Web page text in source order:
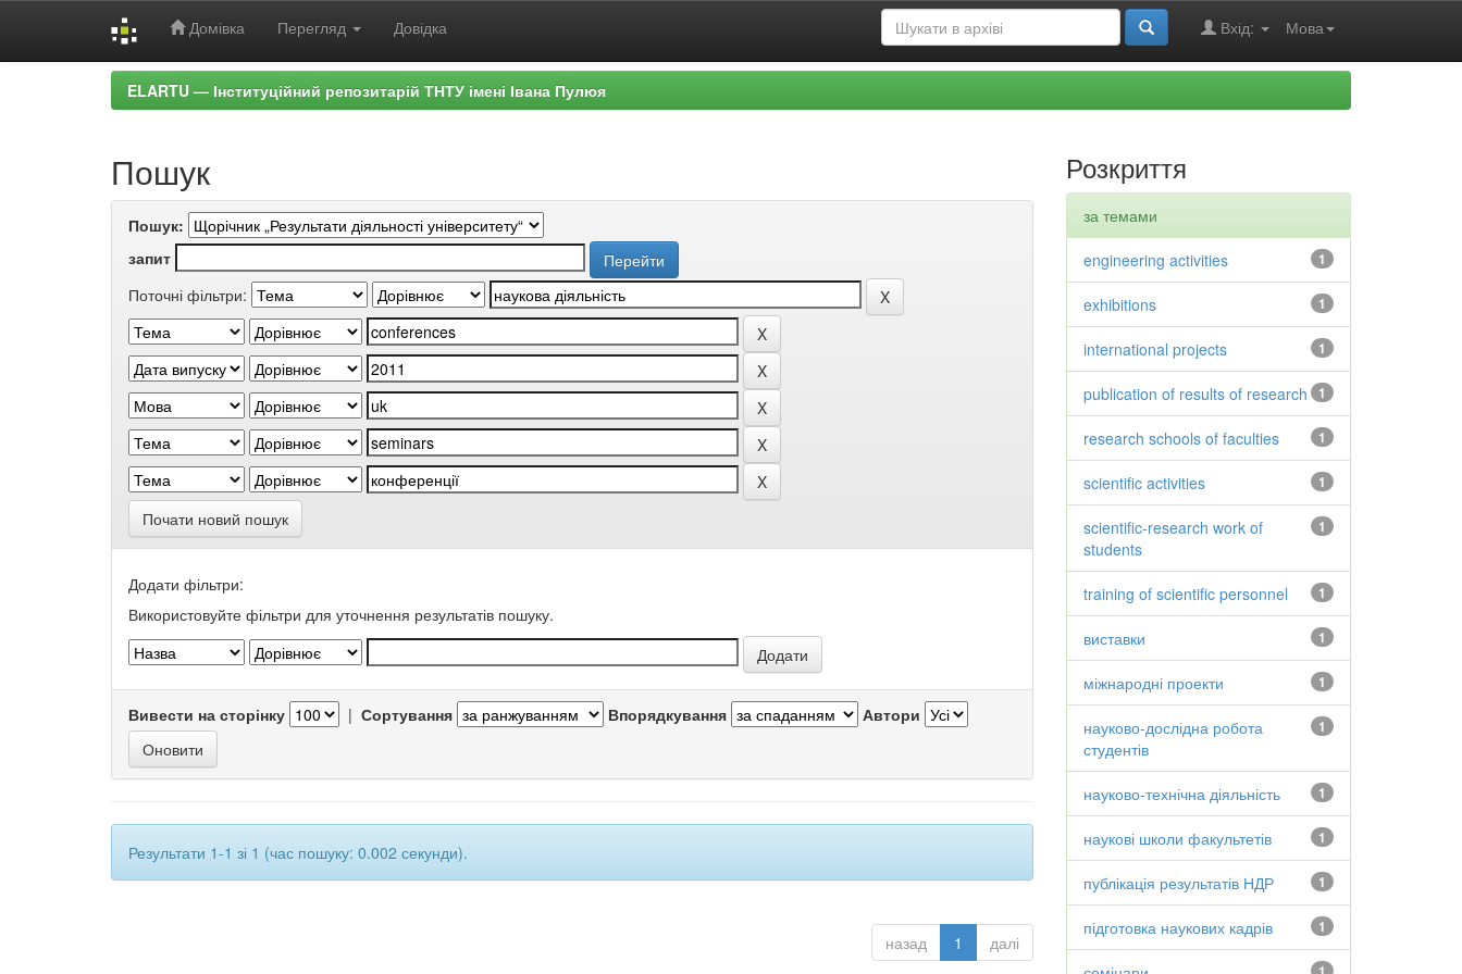
Домівка Перегляд Довідка Мова
Вхід:
ELARTU — Інституційний репозитарій ТНТУ імені Івана Пулюя
Пошук
Пошук:
запит
Поточні фільтри:
Почати новий пошук
Додати фільтри:
Використовуйте фільтри для уточнення результатів пошуку.
Вивести на сторінку | Сортування Впорядкування Автори
Результати 1-1 зі 1 (час пошуку: 0.002 секунди).
назад 1 далі
Розкриття
за темами
1
engineering activities
1
exhibitions
1
international projects
1
publication of results of research
1
research schools of faculties
1
scientific activities
1
scientific-research work of
students
1
training of scientific personnel
1
виставки
1
міжнародні проекти
1
науково-дослідна робота
студентів
1
науково-технічна діяльність
1
наукові школи факультетів
1
публікація результатів НДР
1
підготовка наукових кадрів